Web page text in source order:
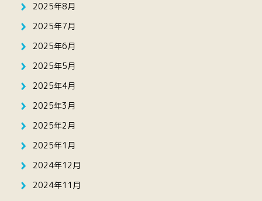
2025年8月
2025年7月
2025年6月
2025年5月
2025年4月
2025年3月
2025年2月
2025年1月
2024年12月
2024年11月